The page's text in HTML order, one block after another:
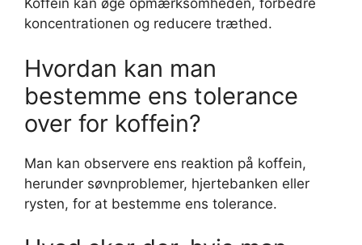
Koffein kan øge opmærksomheden, forbedre
koncentrationen og reducere træthed.
Hvordan kan man
bestemme ens tolerance
over for koffein?
Man kan observere ens reaktion på koffein,
herunder søvnproblemer, hjertebanken eller
rysten, for at bestemme ens tolerance.